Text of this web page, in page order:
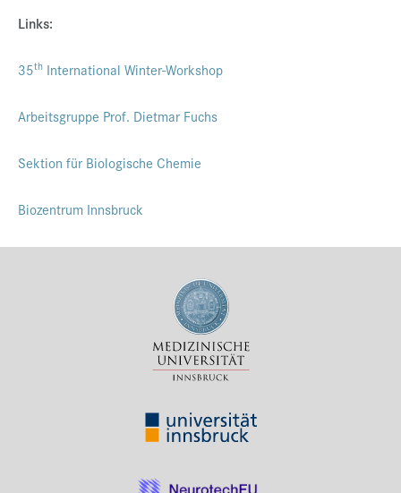
Links:
35th International Winter-Workshop
Arbeitsgruppe Prof. Dietmar Fuchs
Sektion für Biologische Chemie
Biozentrum Innsbruck